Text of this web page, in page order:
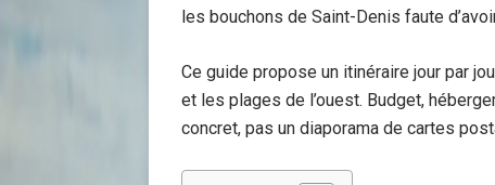
les bouchons de Saint-Denis faute
Ce guide propose un itinéraire jour par
et les plages de l’ouest. Budget,
concret, pas un diaporama de cartes